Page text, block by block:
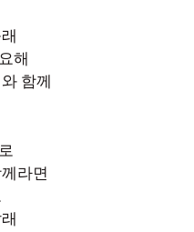
해
함께
라면